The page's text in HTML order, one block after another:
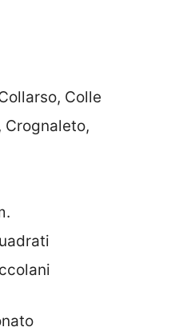
Colle
Crognaleto,